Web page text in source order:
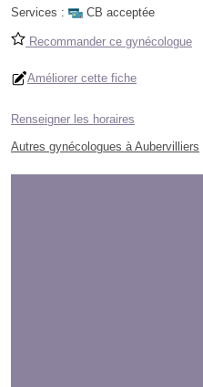
Services : CB acceptée
Recommander ce gynécologue
Améliorer cette fiche
Renseigner les horaires
Autres gynécologues à Aubervilliers